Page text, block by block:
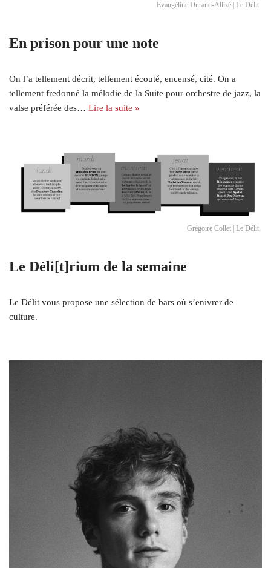
Evangéline Durand-Allizé | Le Délit
En prison pour une note
On l’a tellement décrit, tellement écouté, encensé, cité. On a
tellement fredonné la mélodie de la Suite pour orchestre de jazz, la
valse préférée des… Lire la suite »
Grégoire Collet | Le Délit
Le Déli[t]rium de la semaine
Le Délit vous propose une sélection de bars où s’enivrer de
culture.